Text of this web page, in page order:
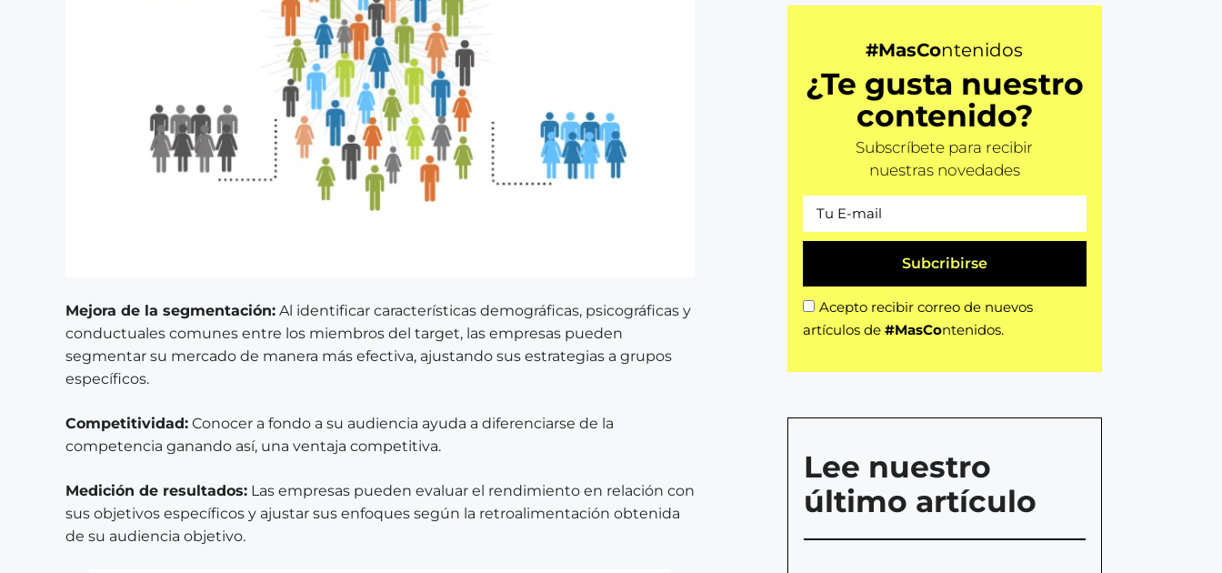
Mejora de la segmentación: Al identificar características demográficas, psicográficas y
conductuales comunes entre los miembros del target, las empresas pueden
segmentar su mercado de manera más efectiva, ajustando sus estrategias a grupos
específicos.
Competitividad: Conocer a fondo a su audiencia ayuda a diferenciarse de la
competencia ganando así, una ventaja competitiva.
Medición de resultados: Las empresas pueden evaluar el rendimiento en relación con
sus objetivos específicos y ajustar sus enfoques según la retroalimentación obtenida
de su audiencia objetivo.
#MasContenidos
¿Te gusta nuestro
contenido?
Subscríbete para recibir
nuestras novedades
Acepto recibir correo de nuevos
artículos de #MasContenidos.
Subcribirse
Lee nuestro
último artículo